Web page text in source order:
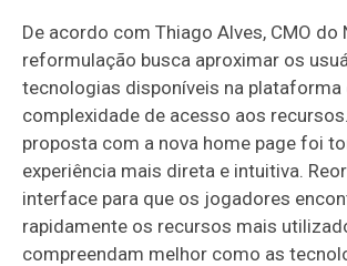
De acordo com Thiago Alves, CMO do
reformulação busca aproximar os
tecnologias disponíveis na plataforma
complexidade de acesso aos
proposta com a nova home page foi
experiência mais direta e intuitiva.
interface para que os jogadores
rapidamente os recursos mais
compreendam melhor como as